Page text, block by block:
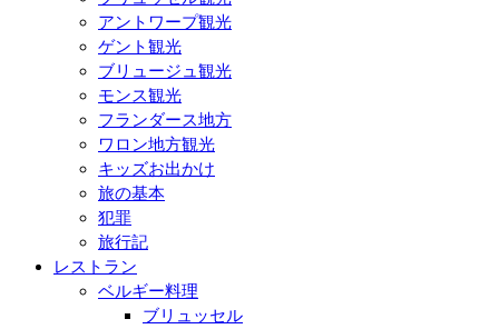
アントワープ観光
ゲント観光
ブリュージュ観光
モンス観光
フランダース地方
ワロン地方観光
キッズお出かけ
旅の基本
犯罪
旅行記
レストラン
ベルギー料理
ブリュッセル